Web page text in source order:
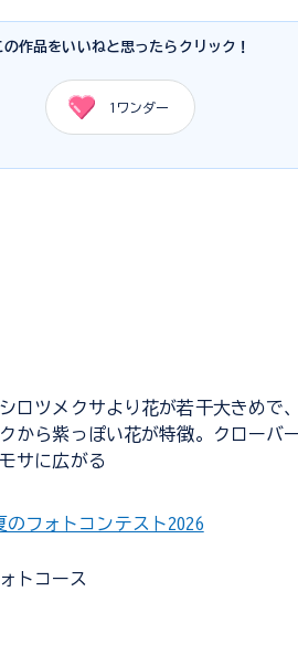
の作品をいいねと思ったらクリック！
1 ワンダー
ロツメクサより花が若干大きめで
から紫っぽい花が特徴。クローバ
サに広がる
のフォトコンテスト2026
トコース